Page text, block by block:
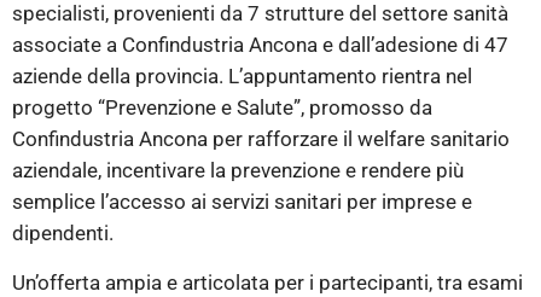
specialisti, provenienti da 7 strutture del settore sanità
associate a Confindustria Ancona e dall’adesione di 47
aziende della provincia. L’appuntamento rientra nel
progetto “Prevenzione e Salute”, promosso da
Confindustria Ancona per rafforzare il welfare sanitario
aziendale, incentivare la prevenzione e rendere più
semplice l’accesso ai servizi sanitari per imprese e
dipendenti.
Un’offerta ampia e articolata per i partecipanti, tra esami